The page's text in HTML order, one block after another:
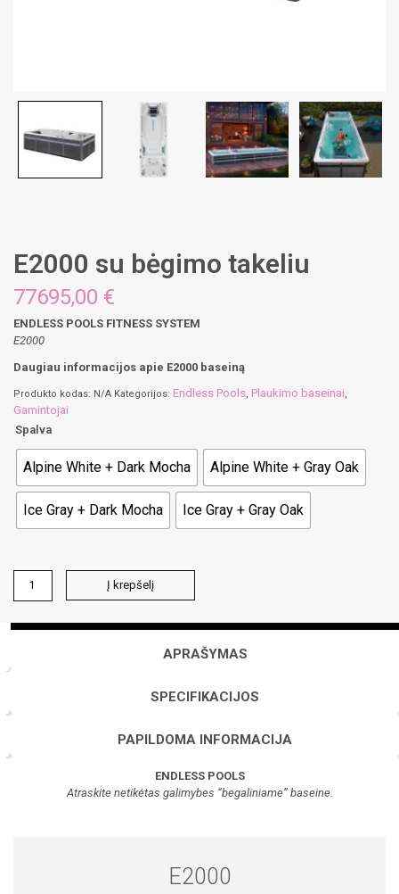
E2000 su bėgimo takeliu
77695,00 €
ENDLESS POOLS FITNESS SYSTEM
E2000
Daugiau informacijos apie E2000 baseiną
Produkto kodas: N/A Kategorijos: Endless Pools, Plaukimo baseinai,
Gamintojai
Spalva
Alpine White + Dark Mocha Alpine White + Gray Oak
Ice Gray + Dark Mocha Ice Gray + Gray Oak
kiekis:
su
Į krepšelį
APRAŠYMAS
SPECIFIKACIJOS
PAPILDOMA INFORMACIJA
ENDLESS POOLS
Atraskite netikėtas galimybes “begaliniame” baseine.
E2000